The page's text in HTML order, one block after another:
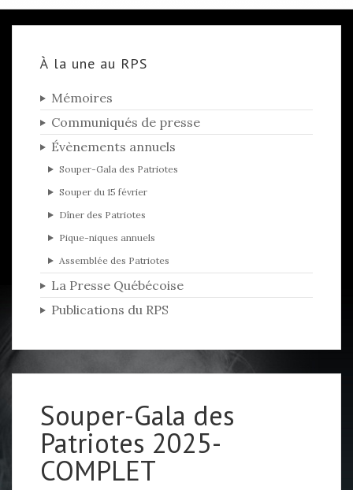
À la une au RPS
Mémoires
Communiqués de presse
Évènements annuels
Souper-Gala des Patriotes
Souper du 15 février
Dîner des Patriotes
Pique-niques annuels
Assemblée des Patriotes
La Presse Québécoise
Publications du RPS
Souper-Gala des
Patriotes 2025-
COMPLET